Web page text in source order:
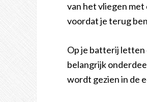
van het vliegen
voordat je terug
Op je batterij letten
belangrijk
wordt gezien in de